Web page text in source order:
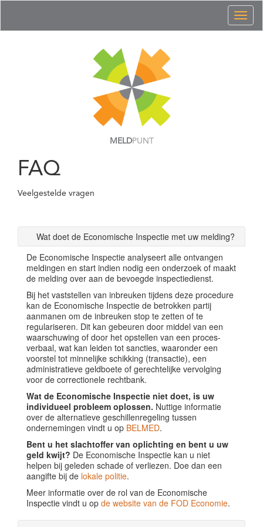
MELDPUNT
FAQ
Veelgestelde vragen
Wat doet de Economische Inspectie met uw melding?
De Economische Inspectie analyseert alle ontvangen
meldingen en start indien nodig een onderzoek of maakt
de melding over aan de bevoegde inspectiedienst.
Bij het vaststellen van inbreuken tijdens deze procedure
kan de Economische Inspectie de betrokken partij
aanmanen om de inbreuken stop te zetten of te
regulariseren. Dit kan gebeuren door middel van een
waarschuwing of door het opstellen van een proces-
verbaal, wat kan leiden tot sancties, waaronder een
voorstel tot minnelijke schikking (transactie), een
administratieve geldboete of gerechtelijke vervolging
voor de correctionele rechtbank.
Wat de Economische Inspectie niet doet, is uw
individueel probleem oplossen. Nuttige informatie
over de alternatieve geschillenregeling tussen
ondernemingen vindt u op BELMED.
Bent u het slachtoffer van oplichting en bent u uw
geld kwijt? De Economische Inspectie kan u niet
helpen bij geleden schade of verliezen. Doe dan een
aangifte bij de lokale politie.
Meer informatie over de rol van de Economische
Inspectie vindt u op de website van de FOD Economie.